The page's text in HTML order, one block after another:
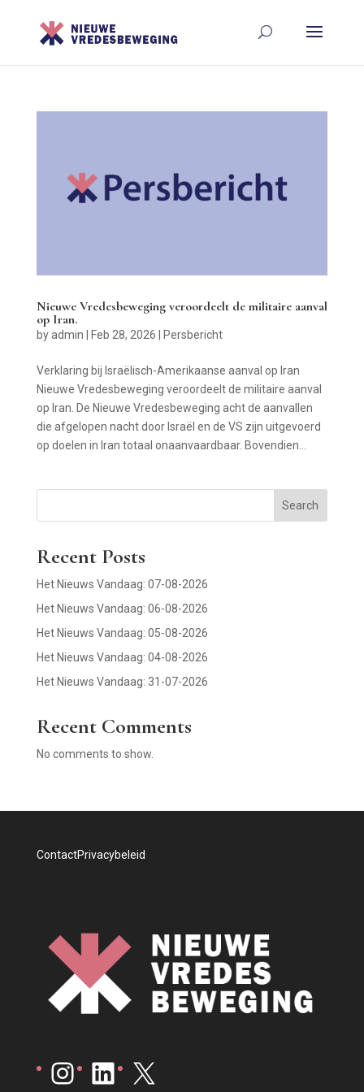
Nieuwe Vredesbeweging veroordeelt de militaire aanval
op Iran.
byadmin | Feb 28, 2026 | Persbericht
Verklaring bij Israëlisch-Amerikaanse aanval op Iran
Nieuwe Vredesbeweging veroordeelt de militaire aanval
op Iran. De Nieuwe Vredesbeweging acht de aanvallen
die afgelopen nacht door Israël en de VS zijn uitgevoerd
op doelen in Iran totaal onaanvaardbaar. Bovendien...
Search
Recent Posts
Het Nieuws Vandaag: 07-08-2026
Het Nieuws Vandaag: 06-08-2026
Het Nieuws Vandaag: 05-08-2026
Het Nieuws Vandaag: 04-08-2026
Het Nieuws Vandaag: 31-07-2026
Recent Comments
No comments to show.
ContactPrivacybeleid
Instagram
LinkedIn
X